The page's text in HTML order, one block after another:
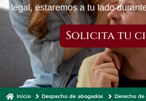
legal, estaremos a tu lado
Solicita tu
Inicio Despacho de abogados Derecho